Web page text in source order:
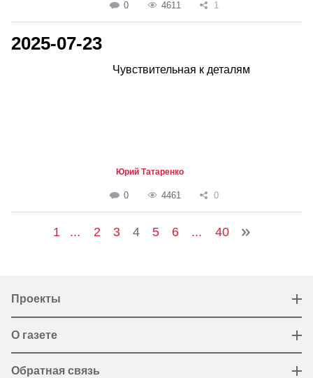
0 4611 1
2025-07-23
Чувствительная к деталям
Юрий Татаренко
0 4461 0
1 ... 2 3 4 5 6 ... 40
Проекты
О газете
Обратная связь